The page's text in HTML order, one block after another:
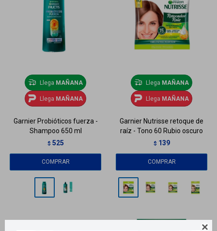

Llega MAÑANA
Llega MAÑANA
Garnier Probióticos fuerza -
Shampoo 650 ml
$ 525
Llega MAÑANA
Llega MAÑANA
Garnier Nutrisse retoque de
raíz - Tono 60 Rubio oscuro
$ 139